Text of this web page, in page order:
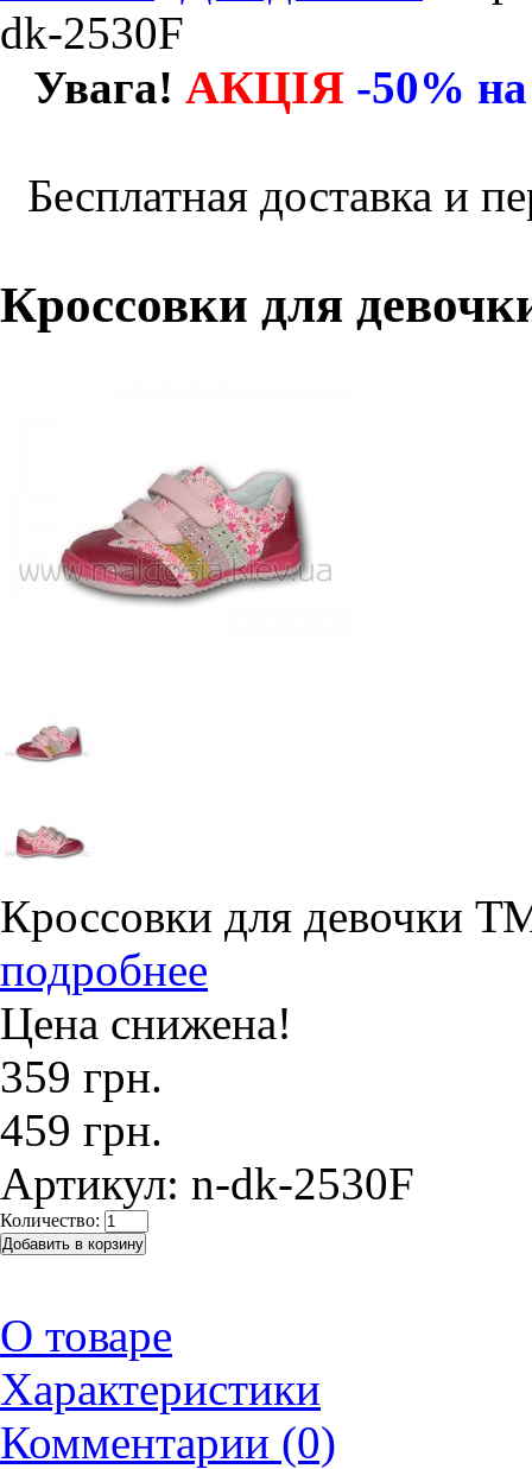
dk-2530F
Увага! АКЦІЯ -50%
Бесплатная доставка и
Кроссовки для
Кроссовки для девочки
подробнее
Цена снижена!
359 грн.
459 грн.
Артикул: n-dk-2530F
Количество:
О товаре
Характеристики
Комментарии (0)